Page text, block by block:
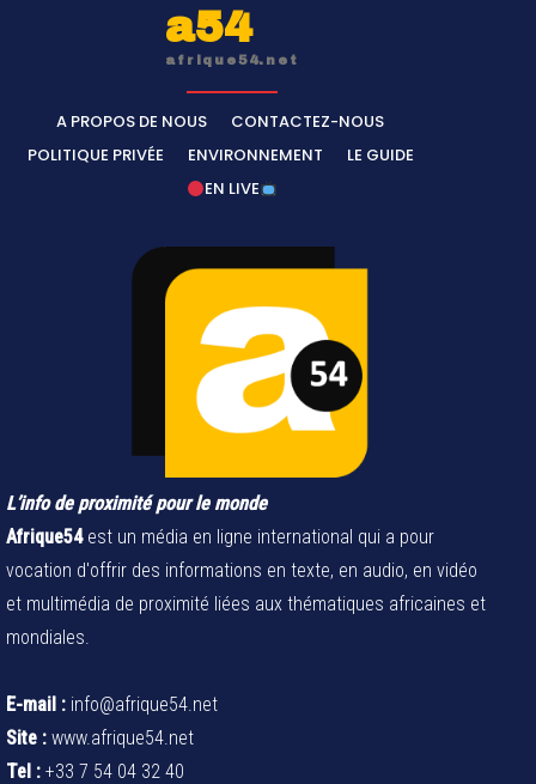
a54
afrique54.net
A PROPOS DE NOUS
CONTACTEZ-NOUS
POLITIQUE PRIVÉE
ENVIRONNEMENT
LE GUIDE
EN LIVE
L’info de proximité pour le monde
Afrique54est un média en ligne international qui a pour
vocation d'offrir des informations en texte, en audio, en vidéo
et multimédia de proximité liées aux thématiques africaines et
mondiales.
E-mail : info@afrique54.net
Site : www.afrique54.net
Tel : +33 7 54 04 32 40